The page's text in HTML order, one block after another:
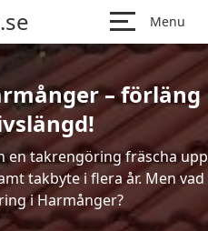
Menu
– förläng
en takrengöring fräscha upp
takbyte i flera år. Men vad
i Harmånger?